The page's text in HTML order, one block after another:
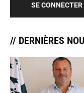
SE
// DERNIÈRES